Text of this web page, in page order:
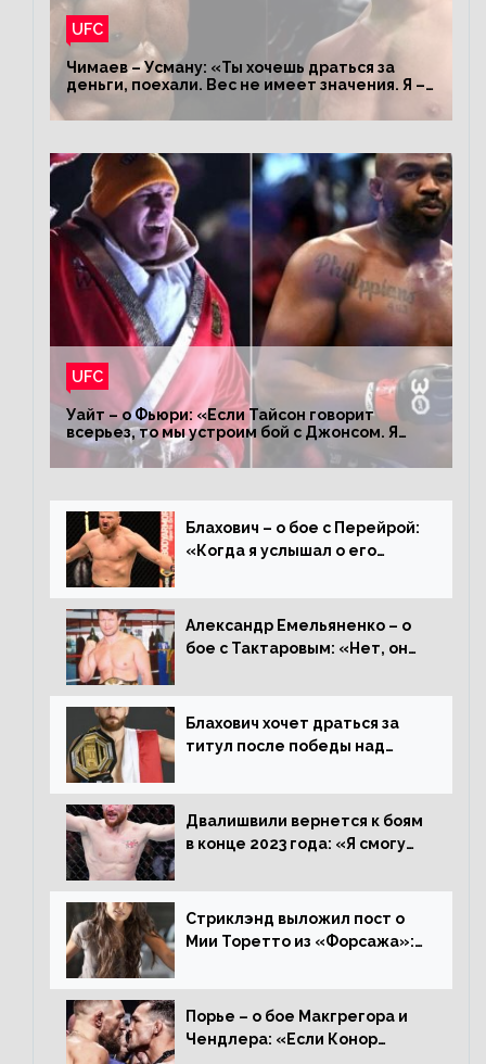
UFC
Чимаев – Усману: «Ты хочешь драться за
деньги, поехали. Вес не имеет значения. Я –
король»
UFC
Уайт – о Фьюри: «Если Тайсон говорит
всерьез, то мы устроим бой с Джонсом. Я
заставил Флойда Мейвезера драться с
Конором»
Блахович – о бое с Перейрой:
«Когда я услышал о его
драться с ним»
Александр Емельяненко – о
бое с Тактаровым: «Нет, он
Блахович хочет драться за
титул после победы над
увезти пояс в Польшу»
Двалишвили вернется к боям
в конце 2023 года: «Я смогу
Стриклэнд выложил пост о
Мии Торетто из «Форсажа»:
смотреть этот отсталый
фильм»
Порье – о бое Макгрегора и
Чендлера: «Если Конор